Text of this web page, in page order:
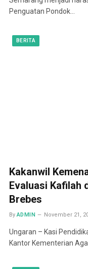
Penguatan Pondok…
BERITA
Kakanwil
Evaluasi Kafilah
Brebes
By ADMIN November 21,
Ungaran – Kasi
Kantor Kementerian